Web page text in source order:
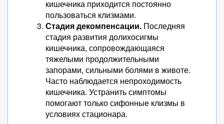
кишечника приходится постоянно
пользоваться клизмами.
Стадия декомпенсации. Последняя
стадия развития долихосигмы
кишечника, сопровождающаяся
тяжелыми продолжительными
запорами, сильными болями в животе.
Часто наблюдается непроходимость
кишечника. Устранить симптомы
помогают только сифонные клизмы в
условиях стационара.